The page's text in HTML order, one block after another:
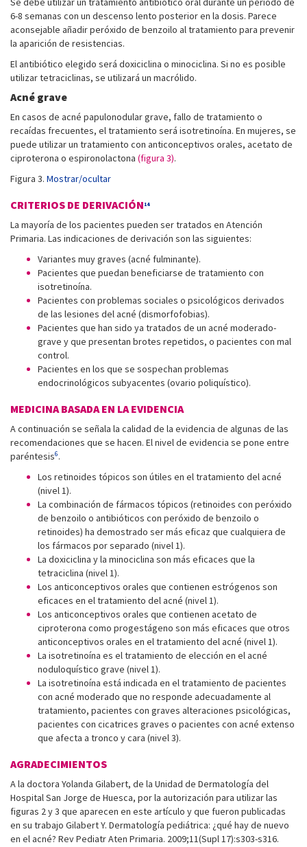
6-8 semanas con un descenso lento posterior en la dosis. Parece
aconsejable añadir peróxido de benzoilo al tratamiento para prevenir
la aparición de resistencias.
El antibiótico elegido será doxiciclina o minociclina. Si no es posible
utilizar tetraciclinas, se utilizará un macrólido.
Acné grave
En casos de acné papulonodular grave, fallo de tratamiento o
recaídas frecuentes, el tratamiento será isotretinoína. En mujeres, se
puede utilizar un tratamiento con anticonceptivos orales, acetato de
ciproterona o espironolactona (figura 3).
Figura 3. Mostrar/ocultar
CRITERIOS DE DERIVACIÓN 14
La mayoría de los pacientes pueden ser tratados en Atención
Primaria. Las indicaciones de derivación son las siguientes:
Variantes muy graves (acné fulminante).
Pacientes que puedan beneficiarse de tratamiento con
isotretinoína.
Pacientes con problemas sociales o psicológicos derivados
de las lesiones del acné (dismorfofobias).
Pacientes que han sido ya tratados de un acné moderado-
grave y que presentan brotes repetidos, o pacientes con mal
control.
Pacientes en los que se sospechan problemas
endocrinológicos subyacentes (ovario poliquístico).
MEDICINA BASADA EN LA EVIDENCIA
A continuación se señala la calidad de la evidencia de algunas de las
recomendaciones que se hacen. El nivel de evidencia se pone entre
paréntesis6.
Los retinoides tópicos son útiles en el tratamiento del acné
(nivel 1).
La combinación de fármacos tópicos (retinoides con peróxido
de benzoilo o antibióticos con peróxido de benzoilo o
retinoides) ha demostrado ser más eficaz que cualquiera de
los fármacos por separado (nivel 1).
La doxiciclina y la minociclina son más eficaces que la
tetraciclina (nivel 1).
Los anticonceptivos orales que contienen estrógenos son
eficaces en el tratamiento del acné (nivel 1).
Los anticonceptivos orales que contienen acetato de
ciproterona como progestágeno son más eficaces que otros
anticonceptivos orales en el tratamiento del acné (nivel 1).
La isotretinoína es el tratamiento de elección en el acné
noduloquístico grave (nivel 1).
La isotretinoína está indicada en el tratamiento de pacientes
con acné moderado que no responde adecuadamente al
tratamiento, pacientes con graves alteraciones psicológicas,
pacientes con cicatrices graves o pacientes con acné extenso
que afecta a tronco y cara (nivel 3).
AGRADECIMIENTOS
A la doctora Yolanda Gilabert, de la Unidad de Dermatología del
Hospital San Jorge de Huesca, por la autorización para utilizar las
figuras 2 y 3 que aparecen en este artículo y que fueron publicadas
en su trabajo Gilabert Y. Dermatología pediátrica: ¿qué hay de nuevo
en el acné? Rev Pediatr Aten Primaria. 2009;11(Supl 17):s303-s316.